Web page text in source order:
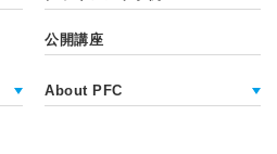
公開講座
About PFC